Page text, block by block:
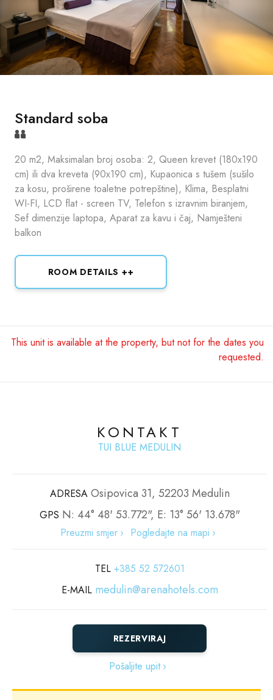
Standard soba
20 m2, Maksimalan broj osoba: 2, Queen krevet (180x190
cm) ili dva kreveta (90x190 cm), Kupaonica s tušem (sušilo
za kosu, proširene toaletne potrepštine), Klima, Besplatni
WI-FI, LCD flat - screen TV, Telefon s izravnim biranjem,
Sef dimenzije laptopa, Aparat za kavu i čaj, Namješteni
balkon
ROOM DETAILS ++
This unit is available at the property, but not for the dates you
requested.
KONTAKT
TUI BLUE MEDULIN
ADRESAOsipovica 31, 52203 Medulin
GPS N: 44° 48' 53.772", E: 13° 56' 13.678"
Preuzmi smjer Pogledajte na mapi
TEL +385 52 572601
E-MAIL medulin@arenahotels.com
REZERVIRAJ
Pošaljite upit